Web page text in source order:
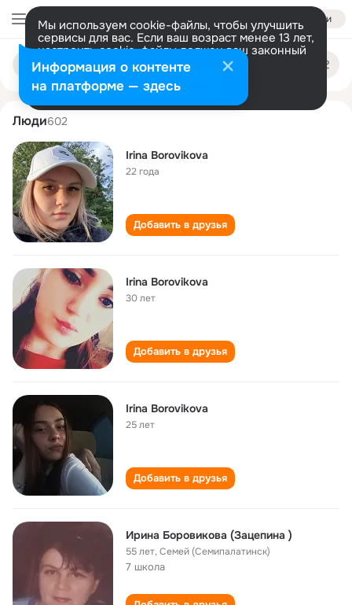
Войти
Мы используем cookie-файлы, чтобы улучшить
сервисы для вас. Если ваш возраст менее 13 лет,
настроить cookie-файлы должен ваш законный
представитель. Больше информации
Разрешить все Настроить
Поиск
людям
irina borovikova
Люди602
Irina Borovikova
22 года
Добавить в друзья
Irina Borovikova
30 лет
Добавить в друзья
Irina Borovikova
25 лет
Добавить в друзья
Ирина Боровикова (Зацепина )
55 лет,Семей (Семипалатинск)
7 школа
Информация о контенте
на платформе — здесь